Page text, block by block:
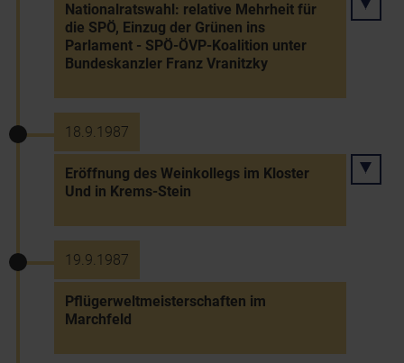
Nationalratswahl: relative Mehrheit für
die SPÖ, Einzug der Grünen ins
Parlament - SPÖ-ÖVP-Koalition unter
Bundeskanzler Franz Vranitzky
18.9.1987
Eröffnung des Weinkollegs im Kloster
Und in Krems-Stein
19.9.1987
Pflügerweltmeisterschaften im
Marchfeld